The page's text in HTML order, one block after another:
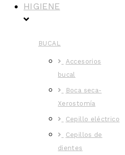
HIGIENE
BUCAL
Accesorios
bucal
Boca seca-
Xerostomía
Cepillo eléctrico
Cepillos de
dientes